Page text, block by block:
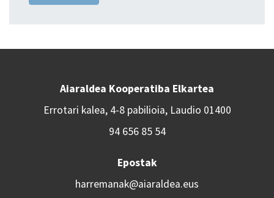
Aiaraldea Kooperatiba Elkartea
Errotari kalea, 4-8 pabilioia, Laudio 01400
94 656 85 54
Epostak
harremanak@aiaraldea.eus